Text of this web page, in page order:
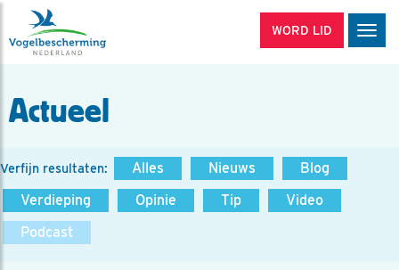
WORD LID
Actueel
Verfijn resultaten: Alles Nieuws
Blog
Verdieping
Opinie Tip
Video
Podcast